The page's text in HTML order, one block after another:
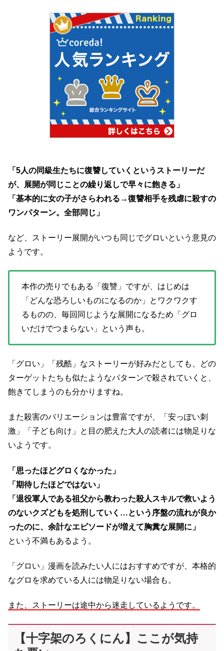
「5人の同級生たちに復讐していくというストーリーだ
が、展開が同じことの繰り返しで早々に飽きる」
「基本的に女の子がさらわれる→復讐相手を残虐に殺すの
ワンパターン。全部同じ」
など、ストーリー展開がいつも同じでグロいという意見の
ようです。
本作の売りでもある「復讐」ですが、はじめは
「どんな恐ろしいものになるのか」とワクワクす
るものの、毎回同じような展開になるため「グロ
いだけでつまらない」という声も。
「グロい」「残酷」なストーリーが好みだとしても、どの
ターゲットたちも似たようなパターンで殺されていくと、
飽きてしまうのも分かりますね。
また殺害のバリエーションは豊富ですが、「安っぽい刺
激」「子ども向け」と目の肥えた大人の読者には物足りな
いようです。
「思ったほどグロくなかった」
「期待したほどではない」
「退役軍人である祖父から教わった殺人スキルで救いよう
のないクズどもを処刑していく…という序盤の流れが良か
ったのに、余計なエピソードが増えて胸糞な展開に」
という不満もあるよう。
「グロい」漫画を読みたい人にはおすすめですが、本格的
なグロを求めている人には物足りない場合も。
また、ストーリーは途中から迷走しているようです。
【十字架のろくにん】ここが気持